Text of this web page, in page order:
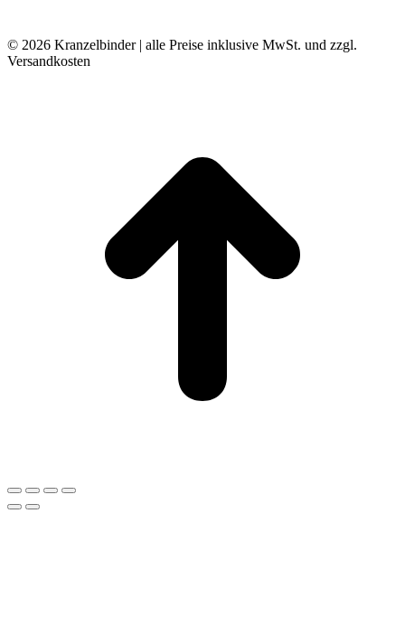
© 2026 Kranzelbinder | alle Preise inklusive MwSt. und zzgl.
Versandkosten